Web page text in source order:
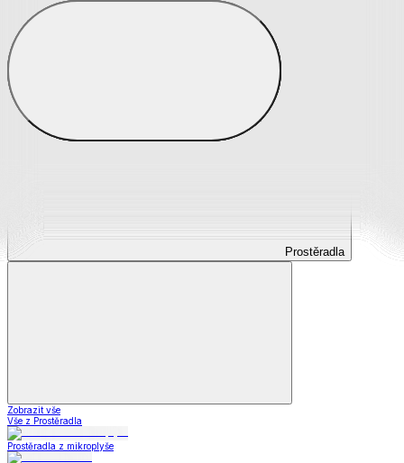
Prostěradla
Prostěradla
Zobrazit vše
Vše z Prostěradla
Prostěradla z mikroplyše